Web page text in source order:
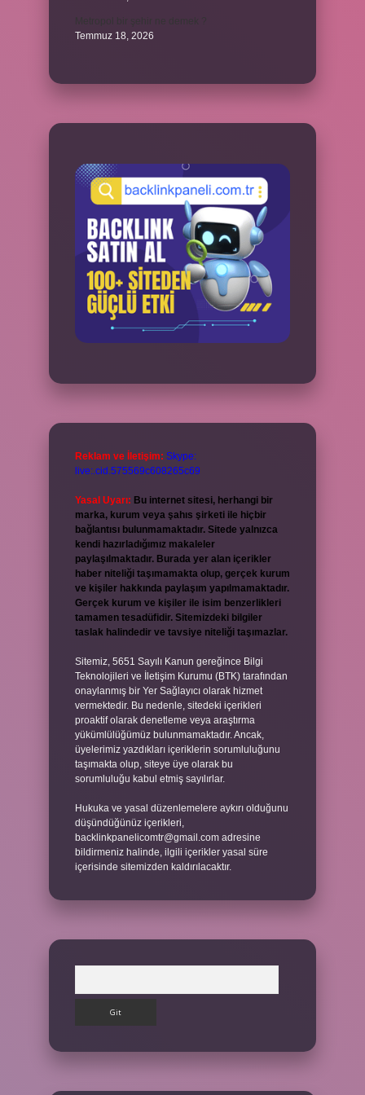
Temmuz 18, 2026
Reklam ve İletişim: Skype:
live:.cid.575569c608265c69
Yasal Uyarı: Bu internet sitesi, herhangi bir
marka, kurum veya şahıs şirketi ile hiçbir
bağlantısı bulunmamaktadır. Sitede yalnızca
kendi hazırladığımız makaleler
paylaşılmaktadır. Burada yer alan içerikler
haber niteliği taşımamakta olup, gerçek kurum
ve kişiler hakkında paylaşım yapılmamaktadır.
Gerçek kurum ve kişiler ile isim benzerlikleri
tamamen tesadüfidir. Sitemizdeki bilgiler
taslak halindedir ve tavsiye niteliği taşımazlar.
Sitemiz, 5651 Sayılı Kanun gereğince Bilgi
Teknolojileri ve İletişim Kurumu (BTK) tarafından
onaylanmış bir Yer Sağlayıcı olarak hizmet
vermektedir. Bu nedenle, sitedeki içerikleri
proaktif olarak denetleme veya araştırma
yükümlülüğümüz bulunmamaktadır. Ancak,
üyelerimiz yazdıkları içeriklerin sorumluluğunu
taşımakta olup, siteye üye olarak bu
sorumluluğu kabul etmiş sayılırlar.
Hukuka ve yasal düzenlemelere aykırı olduğunu
düşündüğünüz içerikleri,
backlinkpanelicomtr@gmail.com adresine
bildirmeniz halinde, ilgili içerikler yasal süre
içerisinde sitemizden kaldırılacaktır.